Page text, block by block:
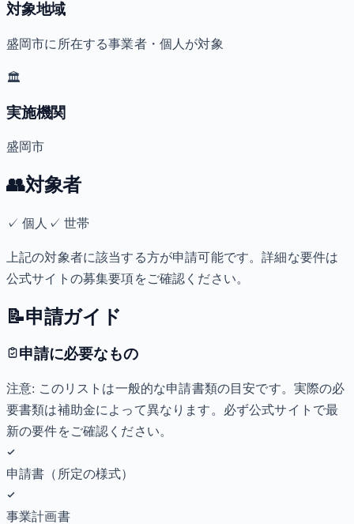
対象地域
盛岡市に所在する事業者・個人が対象
🏛️
実施機関
盛岡市
👥対象者
✓個人 ✓ 世帯
上記の対象者に該当する方が申請可能です。詳細な要件は
公式サイトの募集要項をご確認ください。
📝申請ガイド
申請に必要なもの
注意: このリストは一般的な申請書類の目安です。実際の必
要書類は補助金によって異なります。必ず公式サイトで最
新の要件をご確認ください。
申請書（所定の様式）
事業計画書